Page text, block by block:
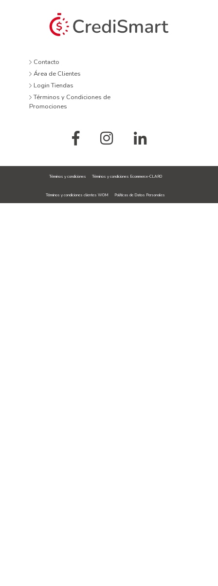
Contacto
Área de Clientes
Login Tiendas
Términos y Condiciones de
Promociones
Términos y condiciones Términos y condiciones Ecommerce-CLARO
Términos y condiciones clientes WOM Políticas de Datos Personales